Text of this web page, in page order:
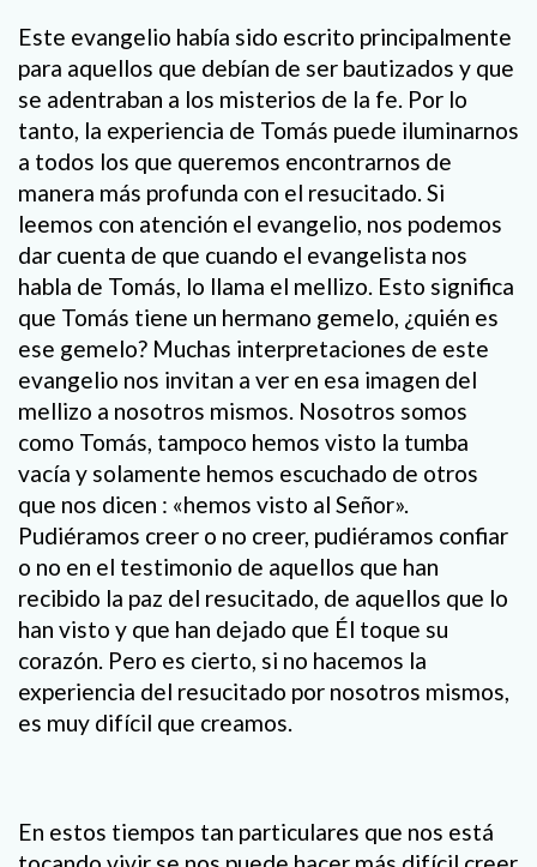
Este evangelio había sido escrito principalmente
para aquellos que debían de ser bautizados y que
se adentraban a los misterios de la fe. Por lo
tanto, la experiencia de Tomás puede iluminarnos
a todos los que queremos encontrarnos de
manera más profunda con el resucitado. Si
leemos con atención el evangelio, nos podemos
dar cuenta de que cuando el evangelista nos
habla de Tomás, lo llama el mellizo. Esto significa
que Tomás tiene un hermano gemelo, ¿quién es
ese gemelo? Muchas interpretaciones de este
evangelio nos invitan a ver en esa imagen del
mellizo a nosotros mismos. Nosotros somos
como Tomás, tampoco hemos visto la tumba
vacía y solamente hemos escuchado de otros
que nos dicen : «hemos visto al Señor».
Pudiéramos creer o no creer, pudiéramos confiar
o no en el testimonio de aquellos que han
recibido la paz del resucitado, de aquellos que lo
han visto y que han dejado que Él toque su
corazón. Pero es cierto, si no hacemos la
experiencia del resucitado por nosotros mismos,
es muy difícil que creamos.
En estos tiempos tan particulares que nos está